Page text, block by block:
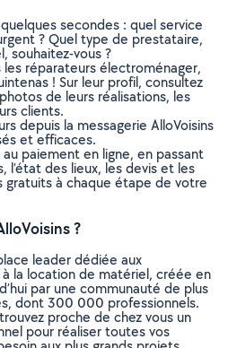
secondes : quel service
? Quel type de prestataire,
souhaitez-vous ?
réparateurs électroménager,
! Sur leur profil, consultez
de leurs réalisations, les
clients.
depuis la messagerie AlloVoisins
et efficaces.
paiement en ligne, en passant
l’état des lieux, les devis et les
gratuits à chaque étape de votre
?
leader dédiée aux
la location de matériel, créée en
par une communauté de plus
dont 300 000 professionnels.
proche de chez vous un
pour réaliser toutes vos